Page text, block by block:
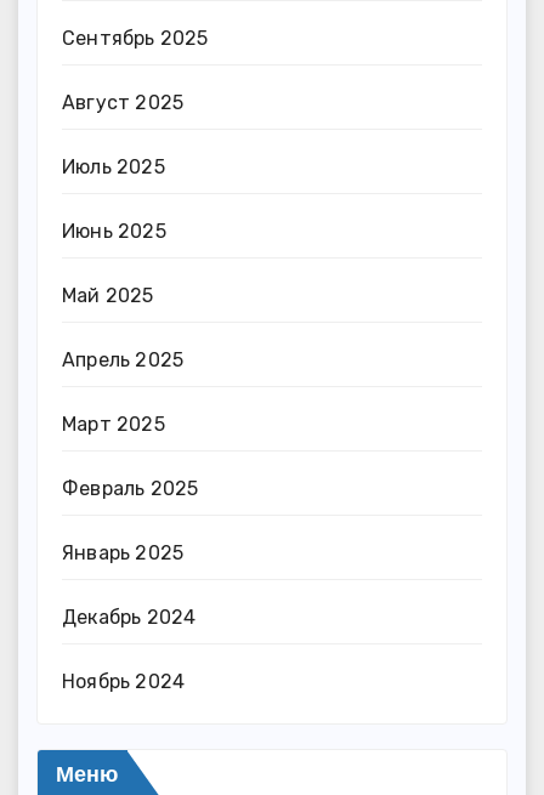
Сентябрь 2025
Август 2025
Июль 2025
Июнь 2025
Май 2025
Апрель 2025
Март 2025
Февраль 2025
Январь 2025
Декабрь 2024
Ноябрь 2024
Меню